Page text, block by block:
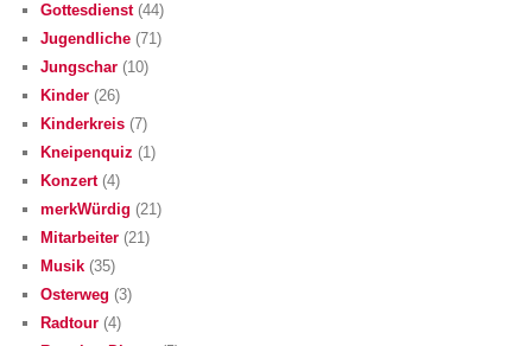
Gottesdienst(44)
Jugendliche (71)
Jungschar (10)
Kinder (26)
Kinderkreis (7)
Kneipenquiz (1)
Konzert(4)
merkWürdig (21)
Mitarbeiter (21)
Musik (35)
Osterweg (3)
Radtour (4)